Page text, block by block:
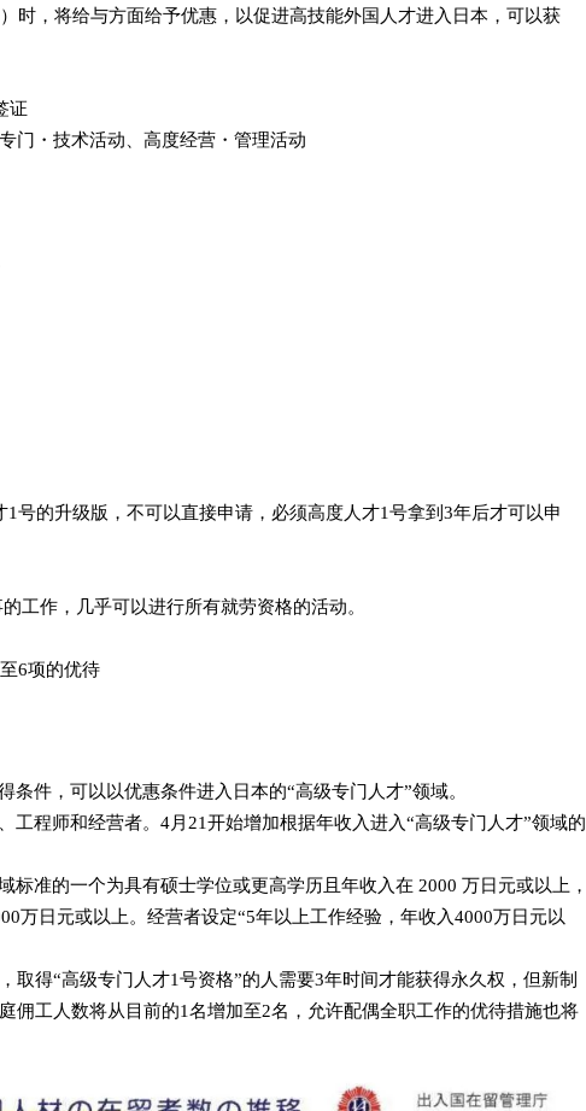
时，将给与方面给予优惠，以促进高技能外国人才进入日本，可以获
证
门・技术活动、 高度经营・管理活动
号的升级版，不可以直接申请，必须高度人才1号拿到3年后才可以申
工作，几乎可以进行所有就劳资格的活动。
6项的优待
条件，可以以优惠条件进入日本的“高级专门人才”领域。
工程师和经营者。4月21开始增加根据年收入进入“高级专门人才”领域的
标准的一个为具有硕士学位或更高学历且年收入在 2000 万日元或以上，
万日元或以上。经营者设定“5年以上工作经验，年收入4000万日元以
取得“高级专门人才1号资格”的人需要3年时间才能获得永久权，但新制
佣工人数将从目前的1名增加至2名，允许配偶全职工作的优待措施也将